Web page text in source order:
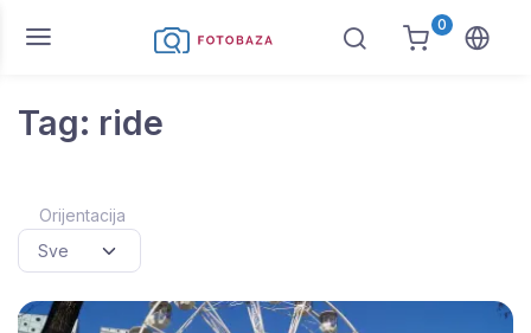
0
Tag: ride
Orijentacija